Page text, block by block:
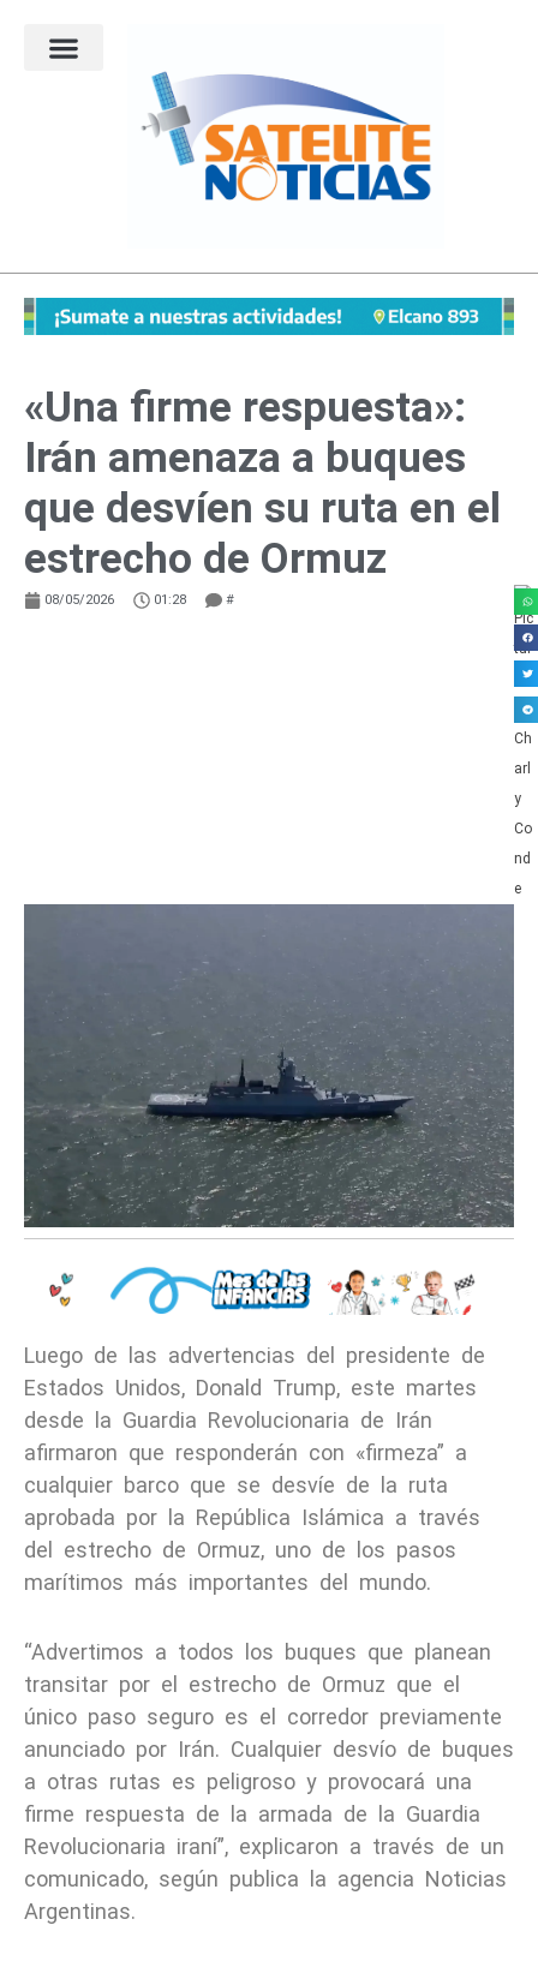
«Una firme respuesta»:
Irán amenaza a buques
que desvíen su ruta en el
estrecho de Ormuz
08/05/2026 01:28 #
Luego de las advertencias del presidente de
Estados Unidos, Donald Trump, este martes
desde la Guardia Revolucionaria de Irán
afirmaron que responderán con «firmeza” a
cualquier barco que se desvíe de la ruta
aprobada por la República Islámica a través
del estrecho de Ormuz, uno de los pasos
marítimos más importantes del mundo.
“Advertimos a todos los buques que planean
transitar por el estrecho de Ormuz que el
único paso seguro es el corredor previamente
anunciado por Irán. Cualquier desvío de buques
a otras rutas es peligroso y provocará una
firme respuesta de la armada de la Guardia
Revolucionaria iraní”, explicaron a través de un
comunicado, según publica la agencia Noticias
Argentinas.